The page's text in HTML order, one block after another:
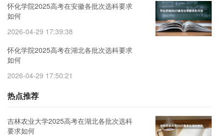
怀化学院2025高考在安徽各批次选科要求
如何
2026-04-29 17:39:38
怀化学院2025高考在湖北各批次选科要求
如何
2026-04-29 17:50:21
热点推荐
吉林农业大学2025高考在湖北各批次选科
要求如何